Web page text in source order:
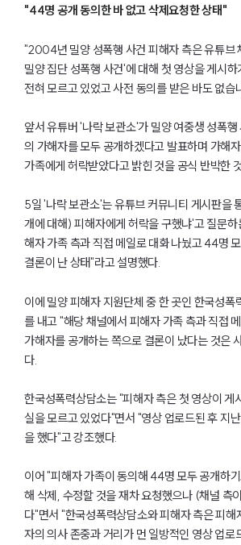
"44명 공개 동의한 바 없고 삭제요청한 상태"
"2004년 밀양 성폭행 사건 피해자 측은 유튜브
밀양 집단 성폭행 사건'에 대해 첫 영상을 게시
전혀 모르고 있었고 사전 동의를 받은 바도 없습
앞서 유튜버 '나락 보관소'가 밀양 여중생 성폭
의 가해자를 모두 공개하겠다고 발표하며 가해
가족에게 허락받았다고 밝힌 것을 공식 반박한
5일 '나락 보관소'는 유튜브 커뮤니티 게시판을
개에 대해) 피해자에게 허락을 구했냐'고 질문하
해자 가족 측과 직접 메일로 대화 나눴고 44명
결론이 난 상태"라고 설명했다.
이에 밀양 피해자 지원단체 중 한 곳인 한국성폭
를 내고 "해당 채널에서 피해자 가족 측과 직접
가해자를 공개하는 쪽으로 결론이 났다는 것은
다.
한국성폭력상담소는 "피해자 측은 첫 영상이 게
실을 모르고 있었다"면서 "영상 업로드된 후 지
을 했다"고 강조했다.
이어 "피해자 가족이 동의해 44명 모두 공개하
해 삭제, 수정할 것을 재차 요청했으나 (채널 측
다"면서 "한국성폭력상담소와 피해자 측은 피해
자의 의사 존중과 거리가 먼 일방적인 영상 업로